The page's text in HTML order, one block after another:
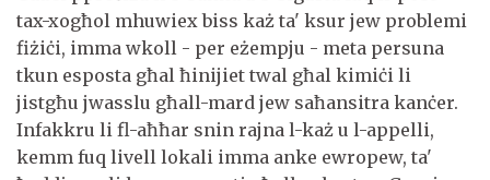
tax-xogħol mhuwiex biss każ ta' ksur jew problemi
fiżiċi, imma wkoll - per eżempju - meta persuna
tkun esposta għal ħinijiet twal għal kimiċi li
jistgħu jwasslu għall-mard jew saħansitra kanċer.
Infakkru li fl-aħħar snin rajna l-każ u l-appelli,
kemm fuq livell lokali imma anke ewropew, ta'